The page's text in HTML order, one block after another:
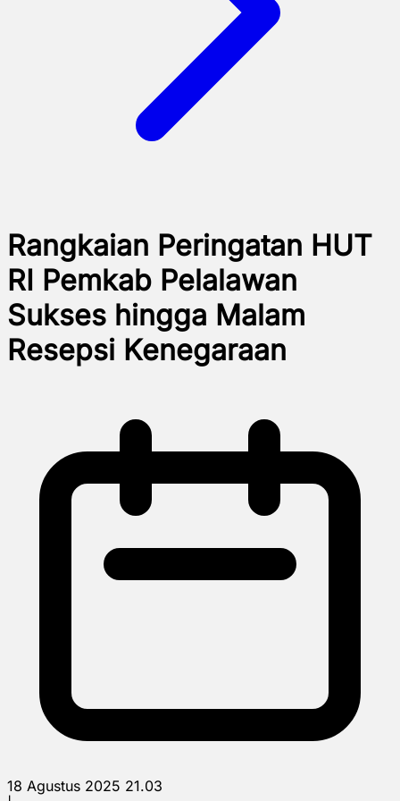
Rangkaian Peringatan HUT
RI Pemkab Pelalawan
Sukses hingga Malam
Resepsi Kenegaraan
18 Agustus 2025 21.03